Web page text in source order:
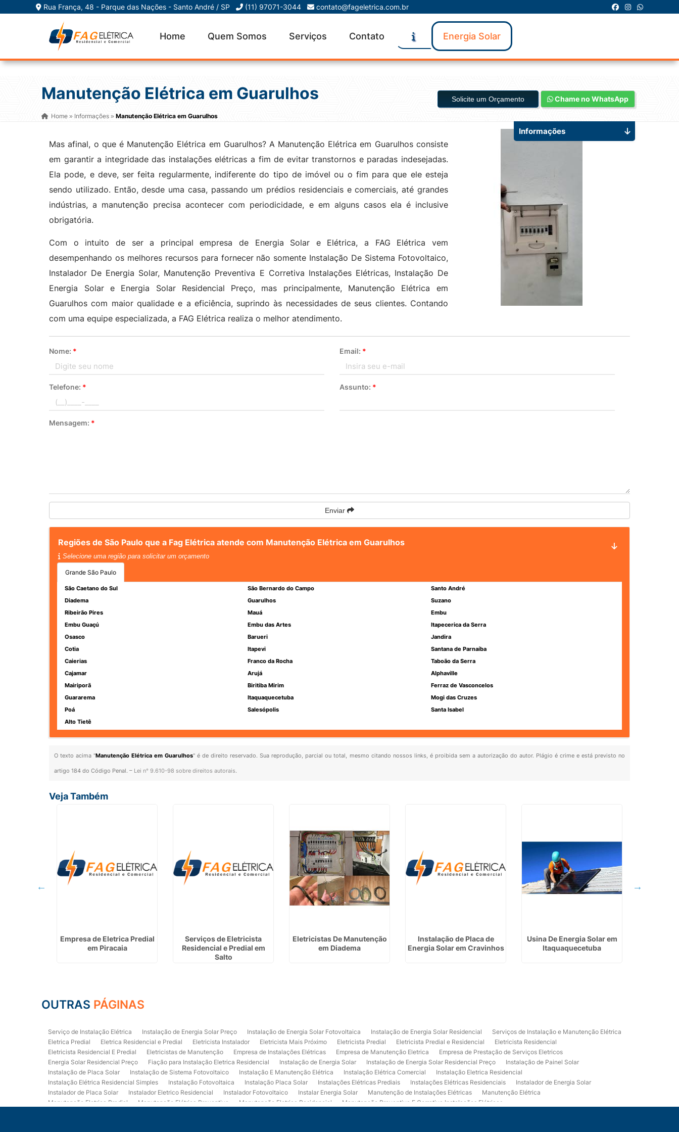
Rua França, 48 - Parque das Nações - Santo André / SP (11) 97071-3044 contato@fageletrica.com.br
Home Quem Somos Serviços Contato Energia Solar
Manutenção Elétrica em Guarulhos
Home » Informações » Manutenção Elétrica em Guarulhos
Solicite um Orçamento Chame no WhatsApp
Mas afinal, o que é Manutenção Elétrica em Guarulhos? A Manutenção Elétrica em Guarulhos consiste
em garantir a integridade das instalações elétricas a fim de evitar transtornos e paradas indesejadas.
Ela pode, e deve, ser feita regularmente, indiferente do tipo de imóvel ou o fim para que ele esteja
sendo utilizado. Então, desde uma casa, passando um prédios residenciais e comerciais, até grandes
indústrias, a manutenção precisa acontecer com periodicidade, e em alguns casos ela é inclusive
obrigatória.
Com o intuito de ser a principal empresa de Energia Solar e Elétrica, a FAG Elétrica vem
desempenhando os melhores recursos para fornecer não somente Instalação De Sistema Fotovoltaico,
Instalador De Energia Solar, Manutenção Preventiva E Corretiva Instalações Elétricas, Instalação De
Energia Solar e Energia Solar Residencial Preço, mas principalmente, Manutenção Elétrica em
Guarulhos com maior qualidade e a eficiência, suprindo às necessidades de seus clientes. Contando
com uma equipe especializada, a FAG Elétrica realiza o melhor atendimento.
Nome: * Email: *
Telefone: * Assunto: *
Mensagem: *
Enviar
Regiões de São Paulo que a Fag Elétrica atende com Manutenção Elétrica em Guarulhos
Selecione uma região para solicitar um orçamento
Grande São Paulo
São Caetano do Sul São Bernardo do Campo
Santo André
Diadema
Guarulhos
Suzano
Ribeirão Pires
Mauá
Embu
Embu Guaçú
Embu das Artes
Itapecerica da Serra
Osasco
Barueri
Jandira
Cotia
Itapevi
Santana de Parnaíba
Caierias
Franco da Rocha
Taboão da Serra
Cajamar
Arujá
Alphaville
Mairiporã
Biritiba Mirim
Ferraz de Vasconcelos
Guararema
Itaquaquecetuba
Mogi das Cruzes
Poá
Salesópolis
Santa Isabel
Alto Tietê
O texto acima "Manutenção Elétrica em Guarulhos" é de direito reservado. Sua reprodução, parcial ou total, mesmo citando nossos links, é proibida sem a autorização do autor. Plágio é crime e está previsto no
artigo 184 do Código Penal. – Lei n° 9.610-98 sobre direitos autorais.
Informações
Veja Também
Empresa de Eletrica Predial
em Piracaia
Serviços de Eletricista
Residencial e Predial em
Salto
Eletricistas De Manutenção
em Diadema
Instalação de Placa de
Energia Solar em Cravinhos
Usina De Energia Solar em
Itaquaquecetuba
OUTRAS PÁGINAS
Serviço de Instalação Elétrica Instalação de Energia Solar Preço Instalação de Energia Solar Fotovoltaica Instalação de Energia Solar Residencial
Serviços de Instalação e Manutenção Elétrica
Eletrica Predial
Eletrica Residencial e Predial Eletricista Instalador Eletricista Mais Próximo Eletricista Predial Eletricista Predial e Residencial
Eletricista Residencial
Eletricista Residencial E Predial
Eletricistas de Manutenção Empresa de Instalações Elétricas Empresa de Manutenção Eletrica
Empresa de Prestação de Serviços Eletricos
Energia Solar Residencial Preço
Fiação para Instalação Eletrica Residencial Instalação de Energia Solar Instalação de Energia Solar Residencial Preço
Instalação de Painel Solar
Instalação de Placa Solar
Instalação de Sistema Fotovoltaico Instalação E Manutenção Elétrica Instalação Elétrica Comercial
Instalação Eletrica Residencial
Instalação Elétrica Residencial Simples
Instalação Fotovoltaica Instalação Placa Solar Instalações Elétricas Prediais Instalações Elétricas Residenciais
Instalador de Energia Solar
Instalador de Placa Solar
Instalador Eletrico Residencial Instalador Fotovoltaico Instalar Energia Solar Manutenção de Instalações Elétricas
Manutenção Elétrica
Manutenção Eletrica Predial
Manutenção Elétrica Preventiva Manutenção Eletrica Residencial
Manutenção Preventiva E Corretiva Instalações Elétricas